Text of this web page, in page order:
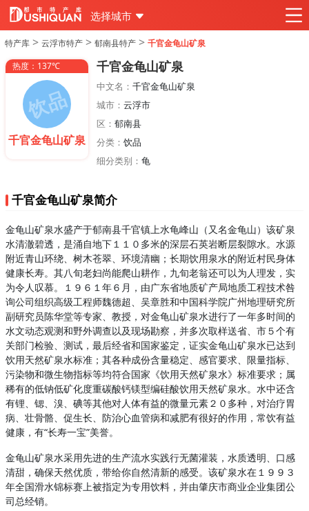
选择城市
特产库 > 云浮市特产 > 郁南县特产 > 千官金龟山矿泉
热度：137℃
千官金龟山矿泉
千官金龟山矿泉
中文名： 千官金龟山矿泉
城市： 云浮市
区： 郁南县
分类： 饮品
细分类别： 龟
千官金龟山矿泉简介
金龟山矿泉水盛产于郁南县千官镇上水龟峰山（又名金龟山）该矿泉
水清澈碧透，是涌自地下１１０多米的深层石英岩断层裂隙水。水源
附近青山环绕、树木苍翠、环境清幽；长期饮用泉水的附近村民身体
健康长寿。其八旬老妇尚能爬山耕作，九旬老翁还可以为人理发，实
为令人叹慕。１９６１年６月，由广东省地质矿产局地质工程技术咎
询公司组织高级工程师魏德超、吴章胜和中国科学院广州地理研究所
副研究员陈华堂等专家、教授，对金龟山矿泉水进行了一年多时间的
水文动态观测和野外调查以及现场勘察，并多次取样送省、市５个有
关部门检验、测试，最后经省和国家鉴定，证实金龟山矿泉水已达到
饮用天然矿泉水标准；其各种成份含量稳定、感官要求、限量指标、
污染物和微生物指标等均符合国家《饮用天然矿泉水》标准要求；属
稀有的低钠低矿化度重碳酸钙镁型编硅酸饮用天然矿泉水。水中还含
有锂、锶、溴、碘等其他对人体有益的微量元素２０多种，对治疗胃
病、壮骨骼、促生长、防治心血管病和减肥有很好的作用，常饮有益
健康，有“长寿一宝”美誉。
金龟山矿泉水采用先进的生产流水实践行无菌灌装，水质透明、口感
清甜，确保天然优质，带给你自然清新的感受。该矿泉水在１９９３
年全国滑水锦标赛上被指定为专用饮料，并由肇庆市商业企业集团公
司总经销。